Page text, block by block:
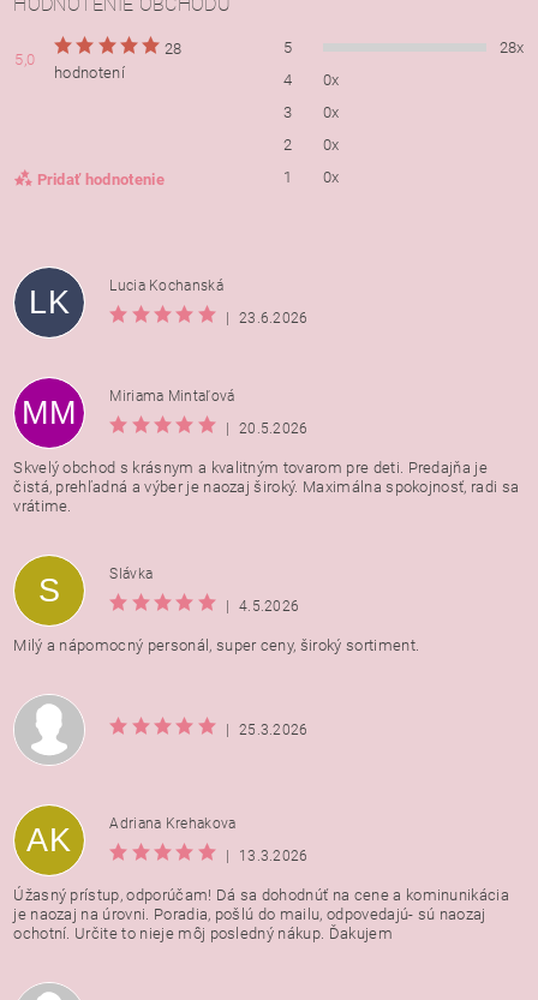
5,0
28
hodnotení
Pridať hodnotenie
5
28x
4
0x
3
0x
2
0x
1
0x
Vložením hodnotenie súhlasíte s
osobných údajov
LK
Lucia Kochanská
|
23.6.2026
MM
Miriama Mintaľová
|
20.5.2026
Skvelý obchod s krásnym a kvalitným tovarom pre deti. Predajňa je
čistá, prehľadná a výber je naozaj široký. Maximálna spokojnosť, radi sa
vrátime.
S
Slávka
|
4.5.2026
Milý a nápomocný personál, super ceny, široký sortiment.
| 25.3.2026
AK
Adriana Krehakova
|
13.3.2026
Úžasný prístup, odporúčam! Dá sa dohodnúť na cene a kominunikácia
je naozaj na úrovni. Poradia, pošlú do mailu, odpovedajú- sú naozaj
ochotní. Určite to nieje môj posledný nákup. Ďakujem